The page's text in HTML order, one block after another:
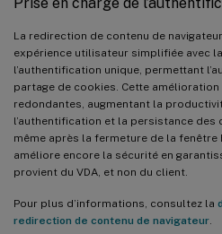
La redirection de contenu de
expérience utilisateur simplifiée avec
l’authentification unique, permettant
partage de cookies. Cette
redondantes, augmentant la
l’authentification et la persistance des
même après la fermeture de la fenêtre
améliore encore la sécurité en
provient du VDA, et non du client.
Pour plus d’informations, consultez la
redirection de contenu de navigateur